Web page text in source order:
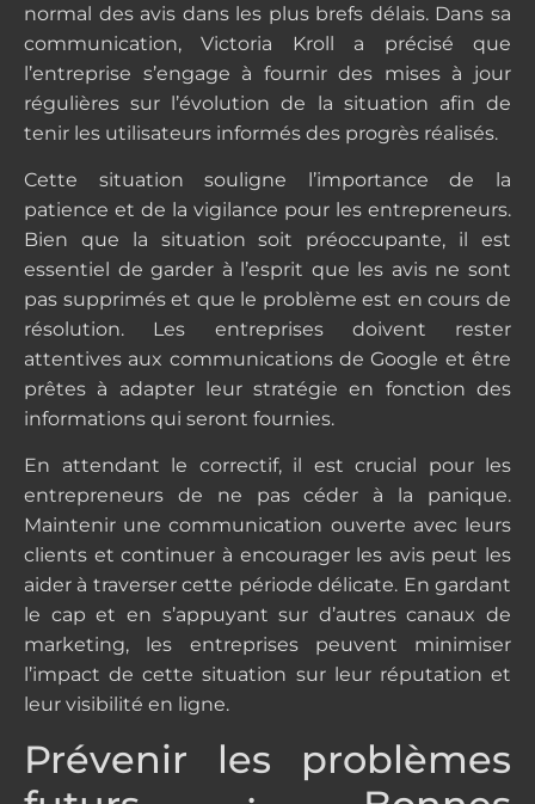
normal des avis dans les plus brefs délais. Dans sa
communication, Victoria Kroll a précisé que
l’entreprise s’engage à fournir des mises à jour
régulières sur l’évolution de la situation afin de
tenir les utilisateurs informés des progrès réalisés.
Cette situation souligne l’importance de la
patience et de la vigilance pour les entrepreneurs.
Bien que la situation soit préoccupante, il est
essentiel de garder à l’esprit que les avis ne sont
pas supprimés et que le problème est en cours de
résolution. Les entreprises doivent rester
attentives aux communications de Google et être
prêtes à adapter leur stratégie en fonction des
informations qui seront fournies.
En attendant le correctif, il est crucial pour les
entrepreneurs de ne pas céder à la panique.
Maintenir une communication ouverte avec leurs
clients et continuer à encourager les avis peut les
aider à traverser cette période délicate. En gardant
le cap et en s’appuyant sur d’autres canaux de
marketing, les entreprises peuvent minimiser
l’impact de cette situation sur leur réputation et
leur visibilité en ligne.
Prévenir les problèmes